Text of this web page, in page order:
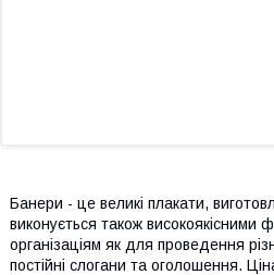
Банери - це великі плакати,
виконується також
організаціям як для проведення
постійні слогани та оголошення.